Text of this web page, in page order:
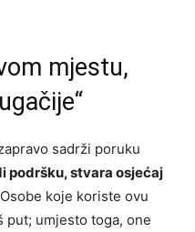
mjestu,
sadrži poruku
podršku, stvara osjećaj
Osobe koje koriste ovu
put; umjesto toga, one